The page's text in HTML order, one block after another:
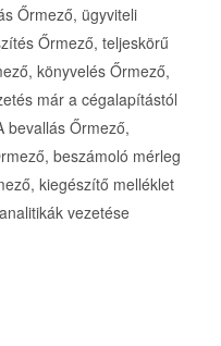
Őrmező, ügyviteli
Őrmező, teljeskörű
könyvelés Őrmező,
már a cégalapítástól
bevallás Őrmező,
beszámoló mérleg
kiegészítő melléklet
vezetése